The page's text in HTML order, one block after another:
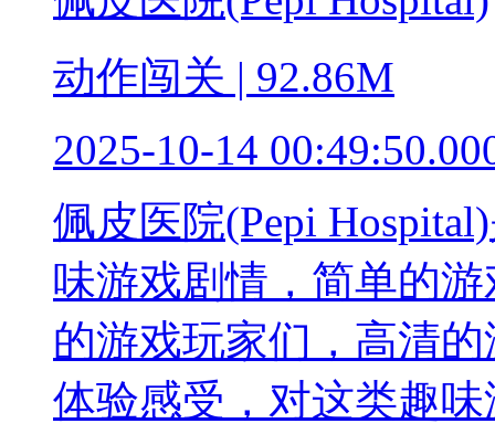
动作闯关 | 92.86M
2025-10-14
佩皮医院(Pepi
味游戏剧情，简单的
的游戏玩家们，高清
体验感受，对这类趣